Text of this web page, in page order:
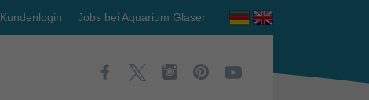
Kundenlogin Jobs bei Aquarium Glaser